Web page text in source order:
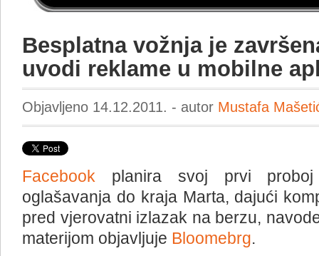
Besplatna vožnja je
uvodi reklame u mobilne
Objavljeno 14.12.2011. - autor Mustafa
Facebook planira svoj prvi
oglašavanja do kraja Marta, dajući
pred vjerovatni izlazak na berzu,
materijom objavljuje Bloomebrg.